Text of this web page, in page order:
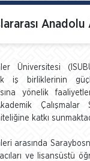
Üniversitesi
iş birliklerinin
yönelik
katkı
arasında
ve lisansüstü